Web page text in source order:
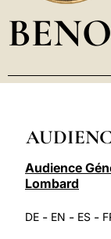
Audience
Lombard
DE - EN - ES -